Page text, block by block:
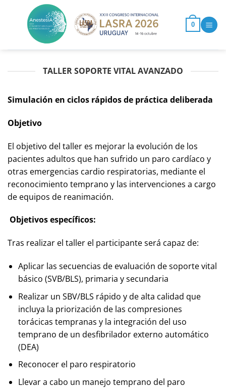
contenido
0
TALLER SOPORTE VITAL AVANZADO
Simulación en ciclos rápidos de práctica deliberada
Objetivo
El objetivo del taller es mejorar la evolución de los
pacientes adultos que han sufrido un paro cardíaco y
otras emergencias cardio respiratorias, mediante el
reconocimiento temprano y las intervenciones a cargo
de equipos de reanimación.
Objetivos específicos:
Tras realizar el taller el participante será capaz de:
Aplicar las secuencias de evaluación de soporte vital
básico (SVB/BLS), primaria y secundaria
Realizar un SBV/BLS rápido y de alta calidad que
incluya la priorización de las compresiones
torácicas tempranas y la integración del uso
temprano de un desfibrilador externo automático
(DEA)
Reconocer el paro respiratorio
Llevar a cabo un manejo temprano del paro